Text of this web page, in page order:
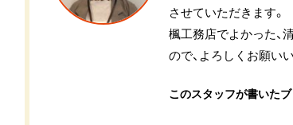
させていただきます。
楓工務店でよかった、
ので、よろしくお願い
このスタッフが書いた